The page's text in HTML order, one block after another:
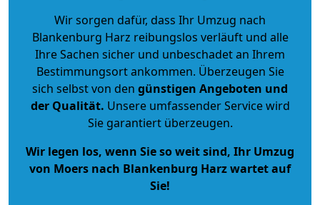
Wir sorgen dafür, dass Ihr Umzug nach
Blankenburg Harz reibungslos verläuft und alle
Ihre Sachen sicher und unbeschadet an Ihrem
Bestimmungsort ankommen. Überzeugen Sie
sich selbst von den günstigen Angeboten und
der Qualität. Unsere umfassender Service wird
Sie garantiert überzeugen.
Wir legen los, wenn Sie so weit sind, Ihr Umzug
von Moers nach Blankenburg Harz wartet auf
Sie!